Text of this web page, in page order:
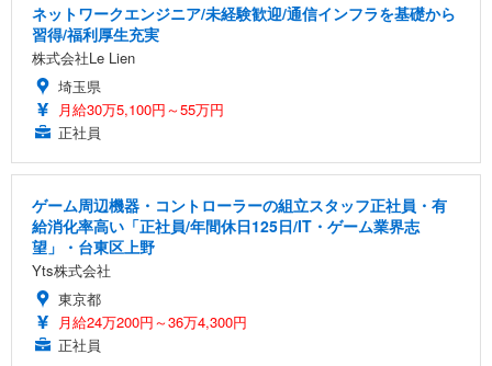
ネットワークエンジニア/未経験歓迎/通信インフラを基礎から
習得/福利厚生充実
株式会社Le Lien
埼玉県
月給30万5,100円～55万円
正社員
ゲーム周辺機器・コントローラーの組立スタッフ正社員・有
給消化率高い「正社員/年間休日125日/IT・ゲーム業界志
望」・台東区上野
Yts株式会社
東京都
月給24万200円～36万4,300円
正社員